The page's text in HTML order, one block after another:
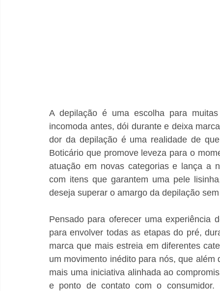
A depilação é uma escolha para
incomoda antes, dói durante e deixa
dor da depilação é uma realidade de
Boticário que promove leveza para o
atuação em novas categorias e lança a
com itens que garantem uma pele
deseja superar o amargo da depilação
Pensado para oferecer uma experiência
para envolver todas as etapas do pré,
marca que mais estreia em diferentes
um movimento inédito para nós, que
mais uma iniciativa alinhada ao
e ponto de contato com o consumidor.